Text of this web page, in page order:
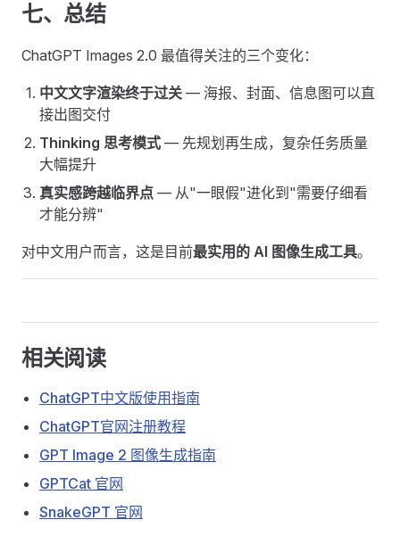
七、总结
ChatGPT Images 2.0 最值得关注的三个变化：
中文文字渲染终于过关 — 海报、封面、信息图可以直
接出图交付
Thinking 思考模式 — 先规划再生成，复杂任务质量
大幅提升
真实感跨越临界点 — 从"一眼假"进化到"需要仔细看
才能分辨"
对中文用户而言，这是目前最实用的 AI 图像生成工具。
相关阅读
ChatGPT中文版使用指南
ChatGPT官网注册教程
GPT Image 2 图像生成指南
GPTCat 官网
SnakeGPT 官网